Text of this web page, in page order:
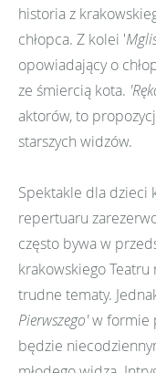
historia z
chłopca. Z kolei '
opowiadający o
ze śmiercią kota.
aktorów, to
starszych widzów.
Spektakle dla dzieci
repertuaru
często bywa w
krakowskiego
trudne tematy.
Pierwszego'w formie
będzie